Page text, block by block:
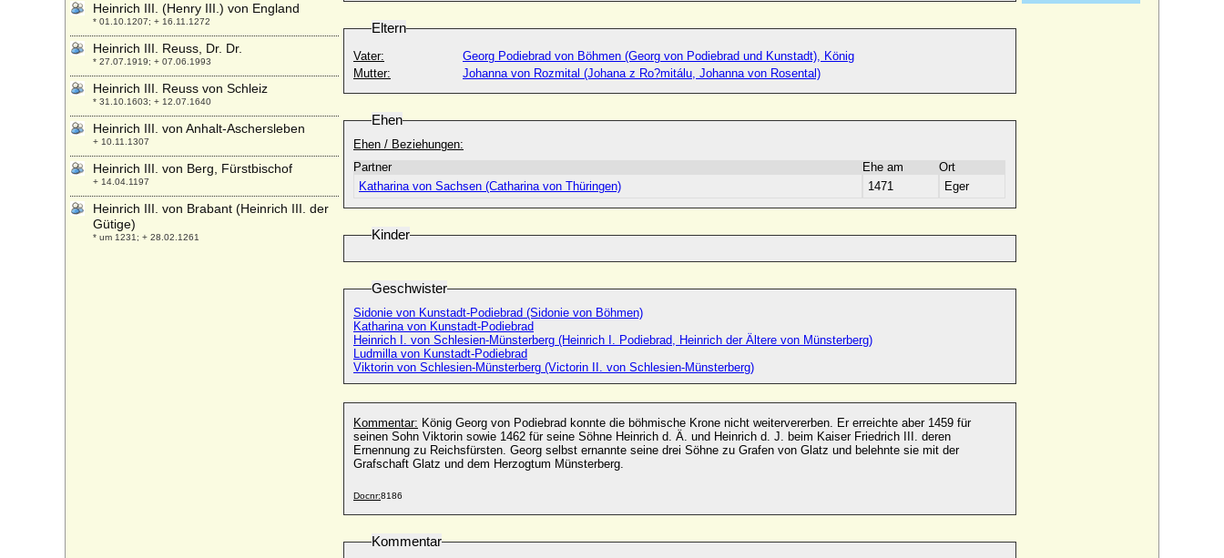
Eltern
Vater:
Georg Podiebrad von Böhmen (Georg von Podiebrad und Kunstadt), König
Mutter:
Johanna von Rozmital (Johana z Ro?mitálu, Johanna von Rosental)
Ehen
Ehen / Beziehungen:
Partner
Ehe am
Ort
Katharina von Sachsen (Catharina von Thüringen)
1471 Eger
Kinder
Geschwister
Sidonie von Kunstadt-Podiebrad (Sidonie von Böhmen)
Katharina von Kunstadt-Podiebrad
Heinrich I. von Schlesien-Münsterberg (Heinrich I. Podiebrad, Heinrich der Ältere von Münsterberg)
Ludmilla von Kunstadt-Podiebrad
Viktorin von Schlesien-Münsterberg (Victorin II. von Schlesien-Münsterberg)
Kommentar: König Georg von Podiebrad konnte die böhmische Krone nicht weitervererben. Er erreichte aber 1459 für
seinen Sohn Viktorin sowie 1462 für seine Söhne Heinrich d. Ä. und Heinrich d. J. beim Kaiser Friedrich III. deren
Ernennung zu Reichsfürsten. Georg selbst ernannte seine drei Söhne zu Grafen von Glatz und belehnte sie mit der
Grafschaft Glatz und dem Herzogtum Münsterberg.
Docnr:8186
Kommentar
Heinrich III. (Henry III.) von England
* 01.10.1207; + 16.11.1272
Heinrich III. Reuss, Dr. Dr.
* 27.07.1919; + 07.06.1993
Heinrich III. Reuss von Schleiz
* 31.10.1603; + 12.07.1640
Heinrich III. von Anhalt-Aschersleben
+ 10.11.1307
Heinrich III. von Berg, Fürstbischof
+ 14.04.1197
Heinrich III. von Brabant (Heinrich III. der
Gütige)
* um 1231; + 28.02.1261